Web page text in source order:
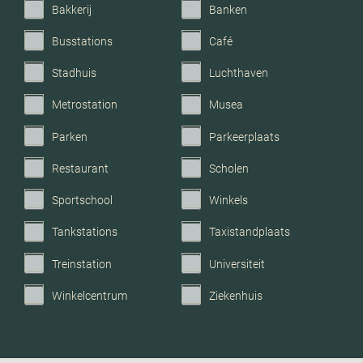
betaald parkeren,
parkeervergunningen
Garage Geen garage
Bakkerij Banken
Busstations Café
Stadhuis Luchthaven
Metrostation Musea
Parken Parkeerplaats
Restaurant Scholen
Sportschool Winkels
Tankstations Taxistandplaats
Treinstation Universiteit
Winkelcentrum Ziekenhuis